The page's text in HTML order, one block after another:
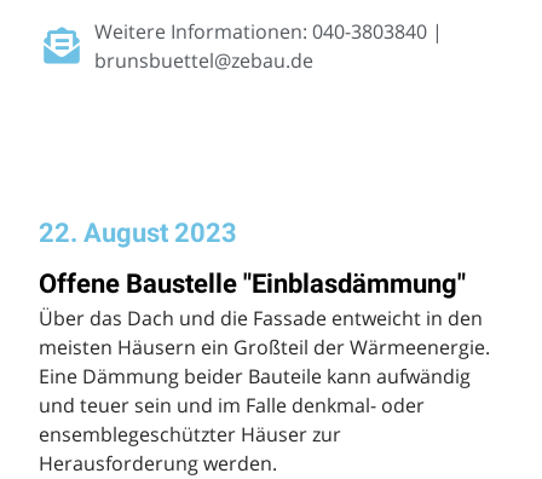
Weitere Informationen: 040-3803840 |
brunsbuettel@zebau.de
22. August 2023
Offene Baustelle "Einblasdämmung"
Über das Dach und die Fassade entweicht in den
meisten Häusern ein Großteil der Wärmeenergie.
Eine Dämmung beider Bauteile kann aufwändig
und teuer sein und im Falle denkmal- oder
ensemblegeschützter Häuser zur
Herausforderung werden.